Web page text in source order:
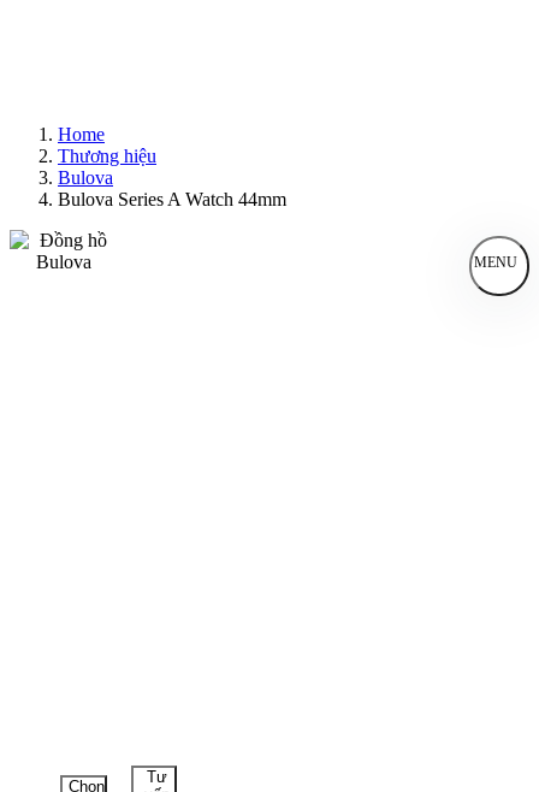
Home
Thương hiệu
Bulova
Bulova Series A Watch 44mm
MENU
Chọn
Tư